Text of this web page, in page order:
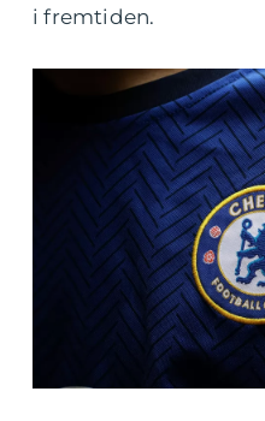
i fremtiden.